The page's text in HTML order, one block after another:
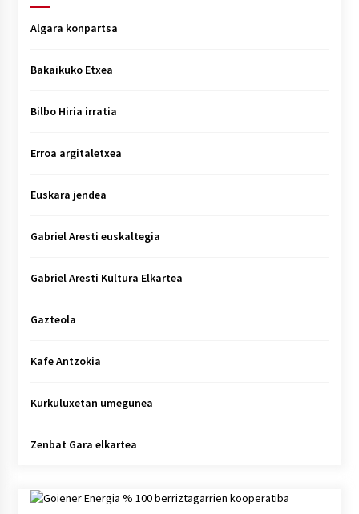
Algara konpartsa
Bakaikuko Etxea
Bilbo Hiria irratia
Erroa argitaletxea
Euskara jendea
Gabriel Aresti euskaltegia
Gabriel Aresti Kultura Elkartea
Gazteola
Kafe Antzokia
Kurkuluxetan umegunea
Zenbat Gara elkartea